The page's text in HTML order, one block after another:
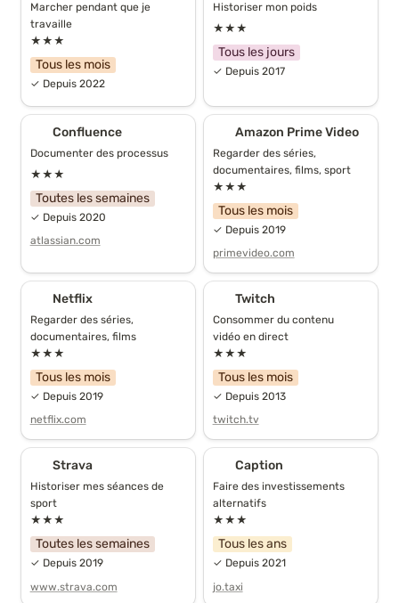
Marcher pendant que je
travaille
★★★
Tous les mois
✓ Depuis 2022
Historiser mon poids
★★★
Tous les jours
✓ Depuis 2017
Confluence
Confluence
Documenter des processus
★★★
Toutes les semaines
✓ Depuis 2020
atlassian.com
Amazon Prime Video
Amazon Prime Video
Regarder des séries,
documentaires, films, sport
★★★
Tous les mois
✓ Depuis 2019
primevideo.com
Netflix
Netflix
Regarder des séries,
documentaires, films
★★★
Tous les mois
✓ Depuis 2019
netflix.com
Twitch
Twitch
Consommer du contenu
vidéo en direct
★★★
Tous les mois
✓ Depuis 2013
twitch.tv
Strava
Strava
Historiser mes séances de
sport
★★★
Toutes les semaines
✓ Depuis 2019
www.strava.com
Caption
Caption
Faire des investissements
alternatifs
★★★
Tous les ans
✓ Depuis 2021
jo.taxi